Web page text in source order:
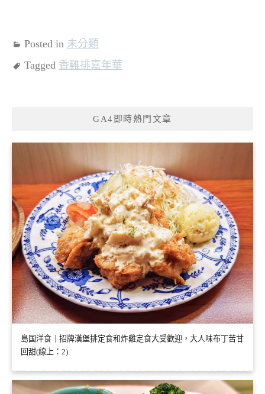
Posted in 未分類
Tagged 香雞排嘉年華
GA4即時熱門文章
島国洋食｜招牌漢堡排定食和炸雞定食大受歡迎，大人味布丁苦甘
回甜(線上：2)